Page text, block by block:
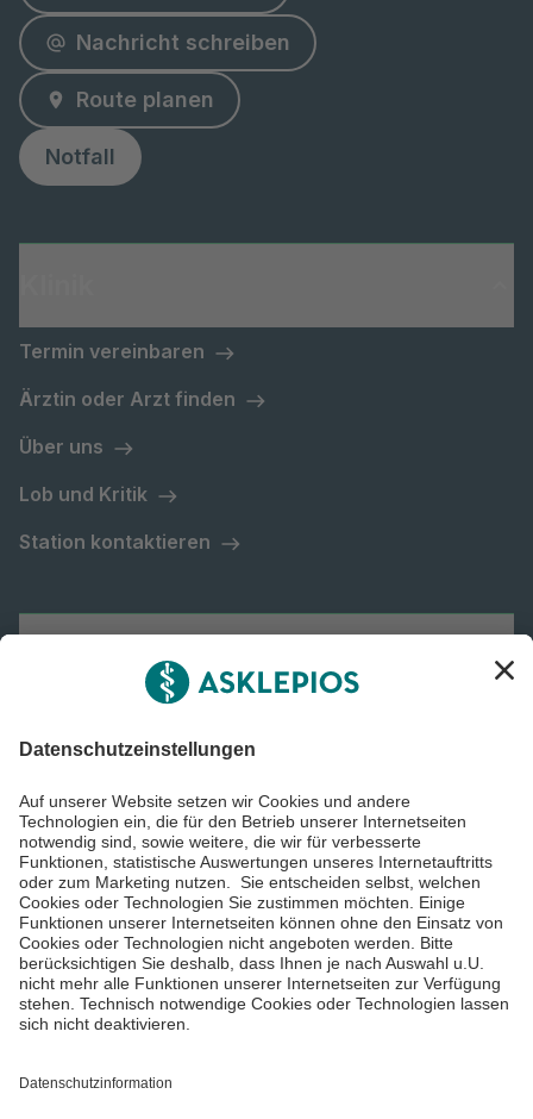
Nachricht schreiben
Route planen
Notfall
Termin vereinbaren
Ärztin oder Arzt finden
Über uns
Lob und Kritik
Station kontaktieren
Asklepios Gruppe
Impressum